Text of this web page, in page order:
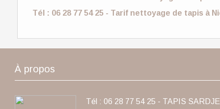
Tél : 06 28 77 54 25 - Tarif nettoyage de tapis à
À propos
Tél : 06 28 77 54 25 - TAPIS